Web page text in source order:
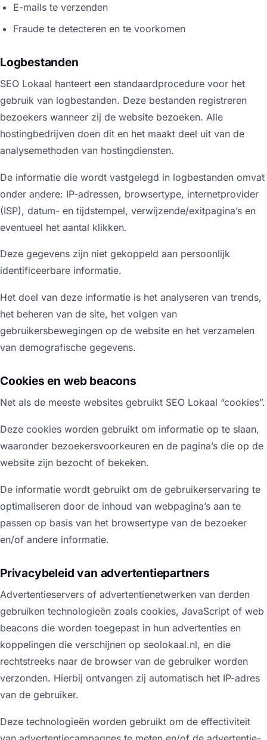
E-mails te verzenden
Fraude te detecteren en te voorkomen
Logbestanden
SEO Lokaal hanteert een standaardprocedure voor het
gebruik van logbestanden. Deze bestanden registreren
bezoekers wanneer zij de website bezoeken. Alle
hostingbedrijven doen dit en het maakt deel uit van de
analysemethoden van hostingdiensten.
De informatie die wordt vastgelegd in logbestanden omvat
onder andere: IP-adressen, browsertype, internetprovider
(ISP), datum- en tijdstempel, verwijzende/exitpagina’s en
eventueel het aantal klikken.
Deze gegevens zijn niet gekoppeld aan persoonlijk
identificeerbare informatie.
Het doel van deze informatie is het analyseren van trends,
het beheren van de site, het volgen van
gebruikersbewegingen op de website en het verzamelen
van demografische gegevens.
Cookies en web beacons
Net als de meeste websites gebruikt SEO Lokaal “cookies”.
Deze cookies worden gebruikt om informatie op te slaan,
waaronder bezoekersvoorkeuren en de pagina’s die op de
website zijn bezocht of bekeken.
De informatie wordt gebruikt om de gebruikerservaring te
optimaliseren door de inhoud van webpagina’s aan te
passen op basis van het browsertype van de bezoeker
en/of andere informatie.
Privacybeleid van advertentiepartners
Advertentieservers of advertentienetwerken van derden
gebruiken technologieën zoals cookies, JavaScript of web
beacons die worden toegepast in hun advertenties en
koppelingen die verschijnen op seolokaal.nl, en die
rechtstreeks naar de browser van de gebruiker worden
verzonden. Hierbij ontvangen zij automatisch het IP-adres
van de gebruiker.
Deze technologieën worden gebruikt om de effectiviteit